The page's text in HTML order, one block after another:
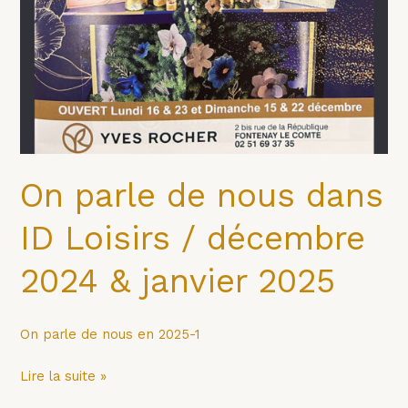
On parle de nous dans
ID Loisirs / décembre
2024 & janvier 2025
On parle de nous en 2025-1
Lire la suite »